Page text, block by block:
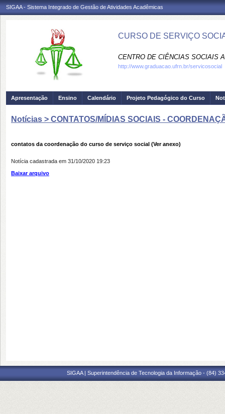
SIGAA - Sistema Integrado de Gestão de Atividades Acadêmicas
CURSO DE SERVIÇO
CENTRO DE CIÊNCIAS SOCIAIS
http://www.graduacao.ufrn.br/servicosocial
Apresentação Ensino Calendário Projeto Pedagógico do Curso
Notícias > CONTATOS/MÍDIAS SOCIAIS -
contatos da coordenação do curso de serviço social (Ver anexo)
Notícia cadastrada em 31/10/2020 19:23
Baixar arquivo
SIGAA | Superintendência de Tecnologia da Informação - (84)